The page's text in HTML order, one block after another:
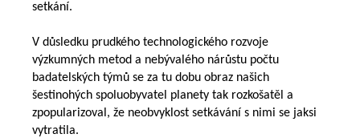
setkání.
V důsledku prudkého technologického rozvoje
výzkumných metod a nebývalého nárůstu počtu
badatelských týmů se za tu dobu obraz našich
šestinohých spoluobyvatel planety tak rozkošatěl a
zpopularizoval, že neobvyklost setkávání s nimi se jaksi
vytratila.